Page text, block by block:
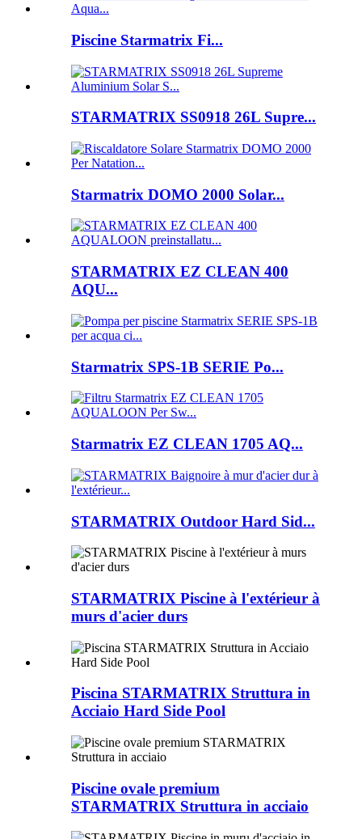
Piscine Starmatrix Fi...
STARMATRIX SS0918 26L Supre...
Starmatrix DOMO 2000 Solar...
STARMATRIX EZ CLEAN 400
AQU...
Starmatrix SPS-1B SERIE Po...
Starmatrix EZ CLEAN 1705 AQ...
STARMATRIX Outdoor Hard Sid...
STARMATRIX Piscine à l'extérieur à
murs d'acier durs
Piscina STARMATRIX Struttura in
Acciaio Hard Side Pool
Piscine ovale premium
STARMATRIX Struttura in acciaio